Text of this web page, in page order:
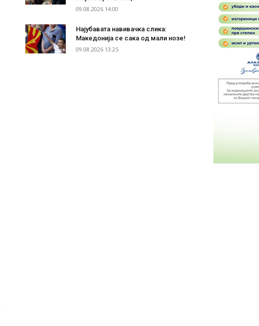
09.08.2026 14:00
Најубавата навивачка слика:
Македонија се сака од мали нозе!
09.08.2026 13:25